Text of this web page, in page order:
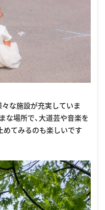
な施設が充実していま
な場所で、大道芸や音楽を
めてみるのも楽しいです